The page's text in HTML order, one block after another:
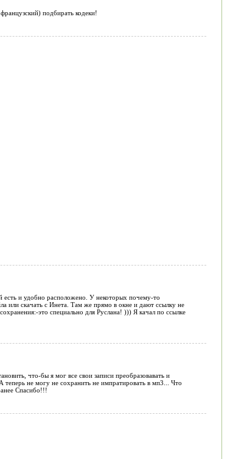
подбирать кодеки!
и удобно расположено. У некоторых почему-то
или скачать с Инета. Там же прямо в окне и дают ссылку не
это специально для Руслана! ))) Я качал по ссылке
что-бы я мог все свои записи преобразовавать и
не могу не сохранить не импратировать в мп3... Что
Спасибо!!!